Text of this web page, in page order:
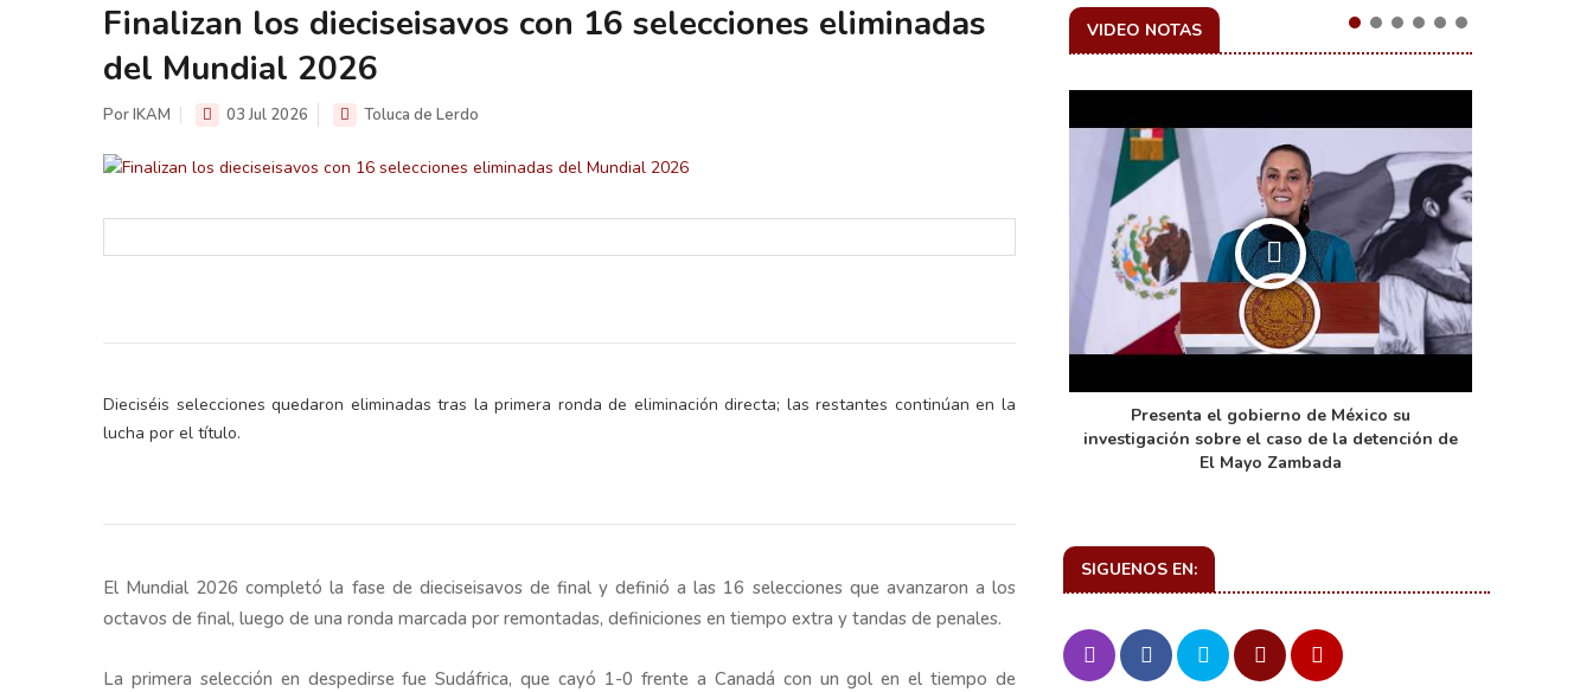
Finalizan los dieciseisavos con 16 selecciones eliminadas
del Mundial 2026
Por IKAM 03 Jul 2026 Toluca de Lerdo
Dieciséis selecciones quedaron eliminadas tras la primera ronda de eliminación directa; las restantes continúan en la
lucha por el título.
El Mundial 2026 completó la fase de dieciseisavos de final y definió a las 16 selecciones que avanzaron a los
octavos de final, luego de una ronda marcada por remontadas, definiciones en tiempo extra y tandas de penales.
La primera selección en despedirse fue Sudáfrica, que cayó 1-0 frente a Canadá con un gol en el tiempo de
VIDEO NOTAS
en el ejercicio de sus
electorales
Y salió la propuesta de Reforma Electoral de
Informa el gobierno federal cómo fue el
Presenta el gobierno de México su
investigación sobre el caso de la detención de
El Mayo Zambada
SIGUENOS EN: